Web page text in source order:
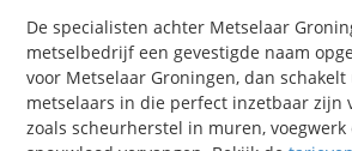
De specialisten achter Metselaar
metselbedrijf een gevestigde naam
voor Metselaar Groningen, dan schakelt
metselaars in die perfect inzetbaar zijn
zoals scheurherstel in muren,